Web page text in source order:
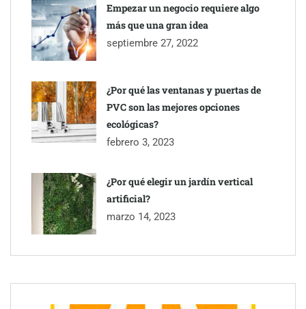
Empezar un negocio requiere algo
más que una gran idea
septiembre 27, 2022
¿Por qué las ventanas y puertas de
PVC son las mejores opciones
ecológicas?
febrero 3, 2023
¿Por qué elegir un jardín vertical
artificial?
marzo 14, 2023